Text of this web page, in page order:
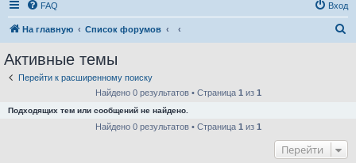
FAQ Вход
На главную Список форумов
Активные темы
Перейти к расширенному поиску
Найдено 0 результатов • Страница 1 из 1
Подходящих тем или сообщений не найдено.
Найдено 0 результатов • Страница 1 из 1
Перейти